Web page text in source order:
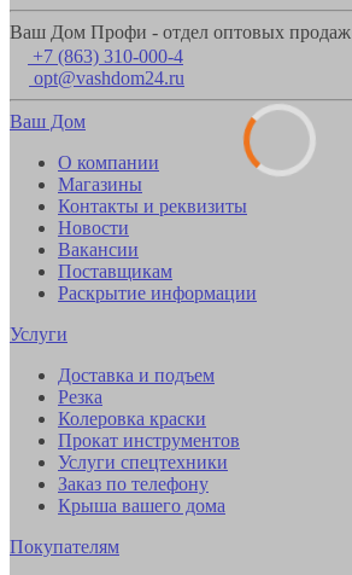
Ваш Дом Профи - отдел оптовых продаж
+7 (863) 310-000-4
opt@vashdom24.ru
Ваш Дом
О компании
Магазины
Контакты и реквизиты
Новости
Вакансии
Поставщикам
Раскрытие информации
Услуги
Доставка и подъем
Резка
Колеровка краски
Прокат инструментов
Услуги спецтехники
Заказ по телефону
Крыша вашего дома
Покупателям